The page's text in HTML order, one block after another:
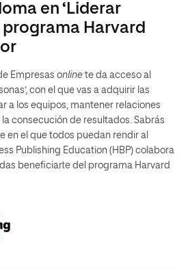
en ‘Liderar
programa Harvard
Empresas online te da acceso al
con el que vas a adquirir las
a los equipos, mantener relaciones
consecución de resultados. Sabrás
en el que todos puedan rendir al
Publishing Education (HBP) colabora
beneficiarte del programa Harvard